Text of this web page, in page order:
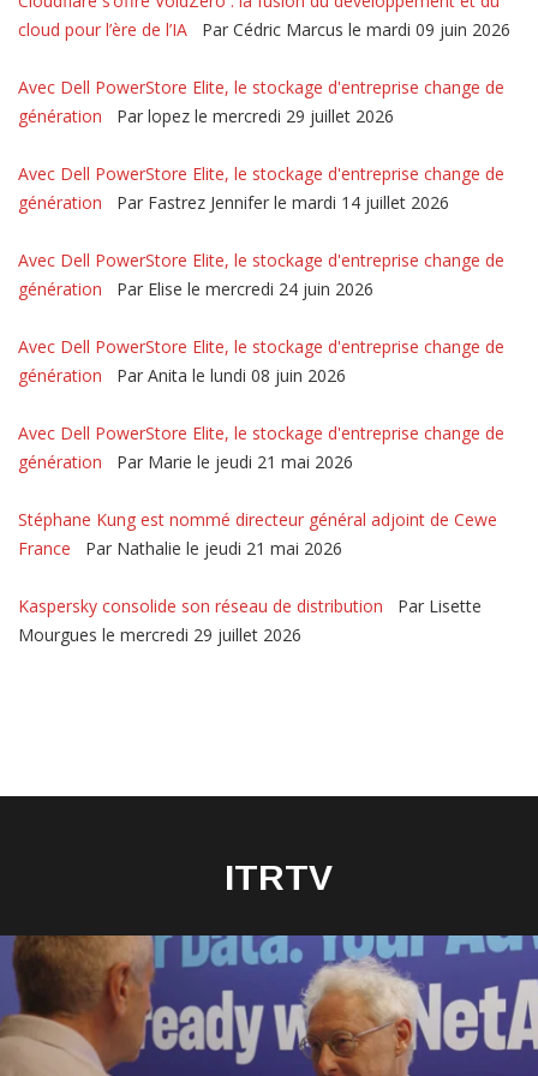
cloud pour l’ère de l’IA
Par Cédric Marcus le mardi 09 juin 2026
Avec Dell PowerStore Elite, le stockage d'entreprise change de
génération
Par lopez le mercredi 29 juillet 2026
Avec Dell PowerStore Elite, le stockage d'entreprise change de
génération
Par Fastrez Jennifer le mardi 14 juillet 2026
Avec Dell PowerStore Elite, le stockage d'entreprise change de
génération
Par Elise le mercredi 24 juin 2026
Avec Dell PowerStore Elite, le stockage d'entreprise change de
génération
Par Anita le lundi 08 juin 2026
Avec Dell PowerStore Elite, le stockage d'entreprise change de
génération
Par Marie le jeudi 21 mai 2026
Stéphane Kung est nommé directeur général adjoint de Cewe
France
Par Nathalie le jeudi 21 mai 2026
Kaspersky consolide son réseau de distribution
Par Lisette
Mourgues le mercredi 29 juillet 2026
ITRTV